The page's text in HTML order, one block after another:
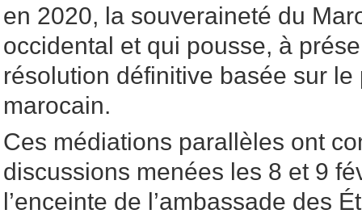
en 2020, la souveraineté du
occidental et qui pousse, à
résolution définitive basée sur
marocain.
Ces médiations parallèles ont
discussions menées les 8 et 9
l’enceinte de l’ambassade des